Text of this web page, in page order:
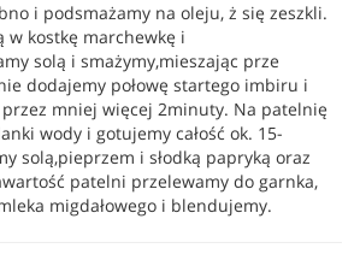
i podsmażamy na oleju, ż się zeszkli.
w kostkę marchewkę i
solą i smażymy,mieszając prze
dodajemy połowę startego imbiru i
przez mniej więcej 2minuty. Na patelnię
wody i gotujemy całość ok. 15-
solą,pieprzem i słodką papryką oraz
patelni przelewamy do garnka,
migdałowego i blendujemy.